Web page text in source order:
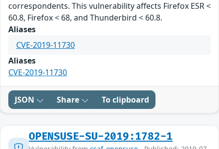
correspondents. This vulnerability affects Firefox ESR <
60.8, Firefox < 68, and Thunderbird < 60.8.
Aliases
CVE-2019-11730
Aliases
CVE-2019-11730
JSON Share To clipboard
OPENSUSE-SU-2019:1782-1